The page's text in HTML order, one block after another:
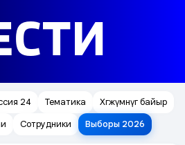
24 Тематика
Хөгжүмнүг байыр
Сотрудники Выборы 2026